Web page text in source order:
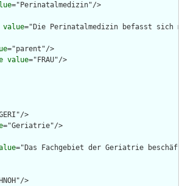
="Perinatalmedizin"/>
value="Die Perinatalmedizin befasst sich mit
="parent"/>
value="FRAU"/>
>
="Geriatrie"/>
="Das Fachgebiet der Geriatrie
>